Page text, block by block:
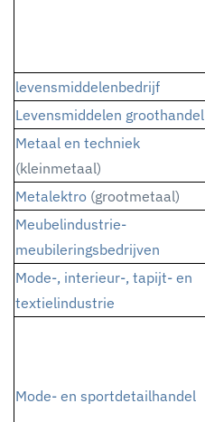
levensmiddelenbedrijf
Levensmiddelen groothandel
Metaal en techniek
(kleinmetaal)
Metalektro (grootmetaal)
Meubelindustrie-
meubileringsbedrijven
Mode-, interieur-, tapijt- en
textielindustrie
Mode- en sportdetailhandel